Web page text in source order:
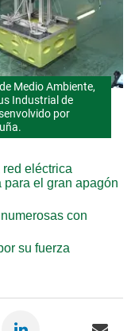
Medio Ambiente,
Industrial de
por
eléctrica
el gran apagón
con
su fuerza